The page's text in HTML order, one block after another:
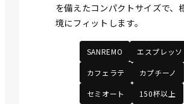
を備えたコンパクトサイズで、
境にフィットします。
SANREMO エスプレッソ
カフェラテ カプチーノ
セミオート 150杯以上